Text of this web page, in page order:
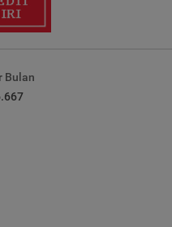
Bulan